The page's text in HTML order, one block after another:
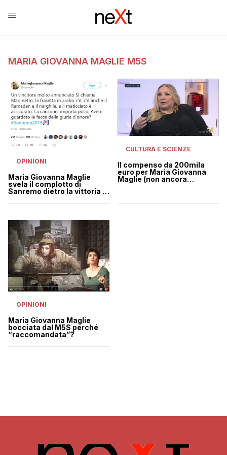
MARIA GIOVANNA MAGLIE M5S
OPINIONI
Maria Giovanna Maglie
svela il complotto di
Sanremo dietro la vittoria di
CULTURA E SCIENZE
Il compenso da 200mila
euro per Maria Giovanna
Maglie (non ancora
OPINIONI
Maria Giovanna Maglie
bocciata dal M5S perché
“raccomandata”?